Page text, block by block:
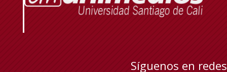
Síguenos en redes